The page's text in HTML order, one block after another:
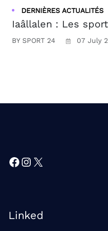
DERNIÈRES ACTUALITÉS
Iaâllalen : Les
BY SPORT 24 07 July
Facebook
Instagram
X
Linked